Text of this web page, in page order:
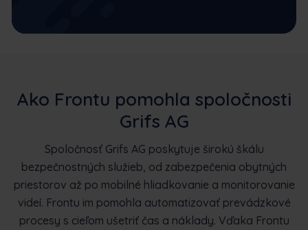
Ako Frontu pomohla spoločnosti
Grifs AG
Spoločnosť Grifs AG poskytuje širokú škálu
bezpečnostných služieb, od zabezpečenia obytných
priestorov až po mobilné hliadkovanie a monitorovanie
videí. Frontu im pomohla automatizovať prevádzkové
procesy s cieľom ušetriť čas a náklady. Vďaka Frontu